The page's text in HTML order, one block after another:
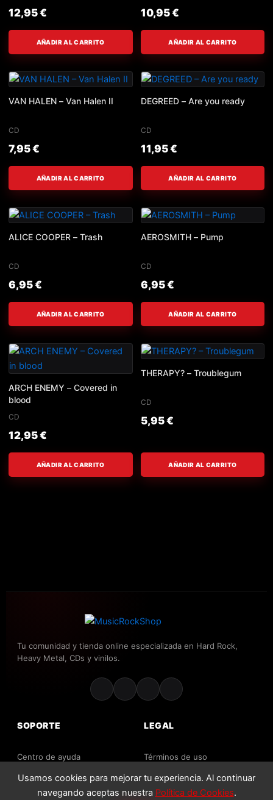
12,95€
AÑADIR AL CARRITO
10,95€
AÑADIR AL CARRITO
VAN HALEN – Van Halen II
CD
7,95€
AÑADIR AL CARRITO
DEGREED – Are you ready
CD
11,95€
AÑADIR AL CARRITO
ALICE COOPER – Trash
CD
6,95€
AÑADIR AL CARRITO
AEROSMITH – Pump
CD
6,95€
AÑADIR AL CARRITO
ARCH ENEMY – Covered in
blood
CD
12,95€
AÑADIR AL CARRITO
THERAPY? – Troublegum
CD
5,95€
AÑADIR AL CARRITO
Tu comunidad y tienda online especializada en Hard Rock,
Heavy Metal, CDs y vinilos.
SOPORTE
Centro de ayuda
Contacto
LEGAL
Términos de uso
Política de privacidad
Usamos cookies para mejorar tu experiencia. Al continuar
navegando aceptas nuestra Política de Cookies.